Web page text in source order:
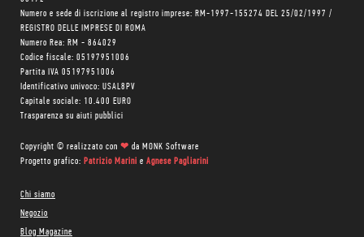
Numero e sede di iscrizione al registro imprese: RM-1997-155274 DEL 25/02/1997 /
REGISTRO DELLE IMPRESE DI ROMA
Numero Rea: RM - 864029
Codice fiscale: 05197951006
Partita IVA 05197951006
Identificativo univoco: USAL8PV
Capitale sociale: 10.400 EURO
Trasparenza su aiuti pubblici
Copyright © realizzato con ❤ da MONK Software
Progetto grafico: Patrizio Marini e Agnese Pagliarini
Chi siamo
Negozio
Blog Magazine